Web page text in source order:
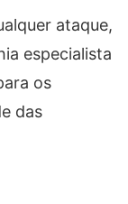
ataque,
especialista
os
das